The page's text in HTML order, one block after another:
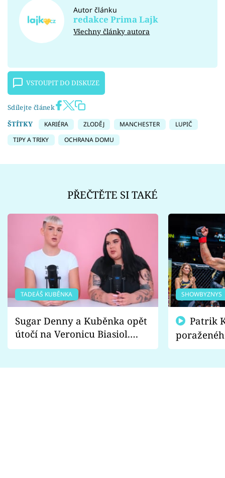
Autor článku
redakce Prima Lajk
Všechny články autora
VSTOUPIT DO DISKUZE
Sdílejte článek
ŠTÍTKY
KARIÉRA ZLODĚJ MANCHESTER
LUPIČ
TIPY A TRIKY
OCHRANA DOMU
PŘEČTĚTE SI TAKÉ
TADEÁŠ KUBĚNKA
Sugar Denny a Kuběnka opět
útočí na Veronicu Biasiol.
Proč je podle nich falešná a
SHOWBYZNYS
fanoušci